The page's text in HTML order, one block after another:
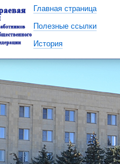
Главная страница
Полезные ссылки
История